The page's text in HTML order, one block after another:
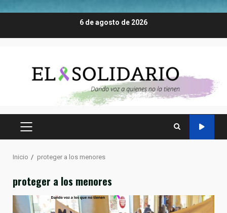
6 de agosto de 2026
MENÚ
Inicio proteger a los menores
proteger a los menores